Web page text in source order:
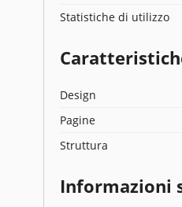
Statistiche di utilizzo
Design
Pagine
Struttura
Informazioni